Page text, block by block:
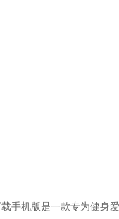
手机版是一款专为健身